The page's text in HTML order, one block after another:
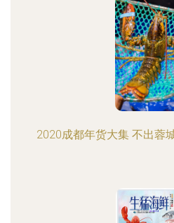
2020成都年货大集 不出蓉